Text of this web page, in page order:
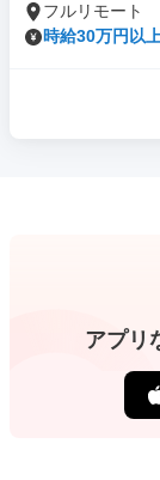
フルリモート
時給30万円以上
アプリ